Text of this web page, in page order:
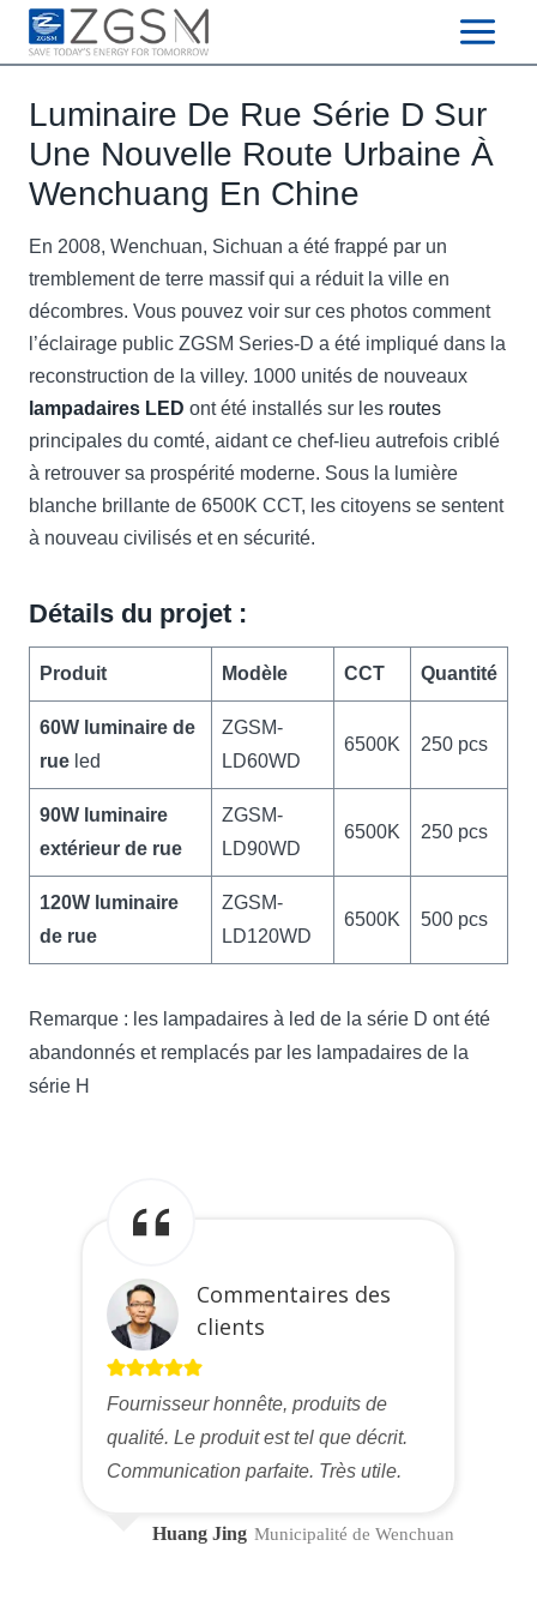
Skip
Luminaire De Rue Série D Sur
Une Nouvelle Route Urbaine À
Wenchuang En Chine
En 2008, Wenchuan, Sichuan a été frappé par un
tremblement de terre massif qui a réduit la ville en
décombres. Vous pouvez voir sur ces photos comment
l’éclairage public ZGSM Series-D a été impliqué dans la
reconstruction de la villey. 1000 unités de nouveaux
lampadaires LED ont été installés sur les routes
principales du comté, aidant ce chef-lieu autrefois criblé
à retrouver sa prospérité moderne. Sous la lumière
blanche brillante de 6500K CCT, les citoyens se sentent
à nouveau civilisés et en sécurité.
Détails du projet :
Produit Modèle CCT Quantité
60W luminaire de
rue led
ZGSM-
LD60WD
6500K 250 pcs
90W luminaire
extérieur de rue
ZGSM-
LD90WD
6500K 250 pcs
120W luminaire
de rue
ZGSM-
LD120WD
6500K 500 pcs
Remarque : les lampadaires à led de la série D ont été
abandonnés et remplacés par les lampadaires de la
série H
Commentaires des
clients
Fournisseur honnête, produits de
qualité. Le produit est tel que décrit.
Communication parfaite. Très utile.
Huang Jing Municipalité de Wenchuan